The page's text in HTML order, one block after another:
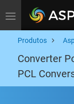
Toggle navigation
Produtos
Converter
PCL